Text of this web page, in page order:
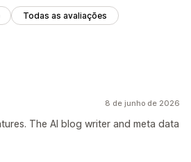
Todas as avaliações
8 de junho de 2026
The AI blog writer and meta data